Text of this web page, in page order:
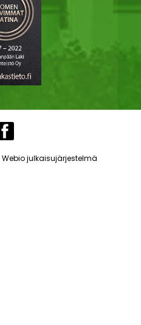
Webio julkaisujärjestelmä